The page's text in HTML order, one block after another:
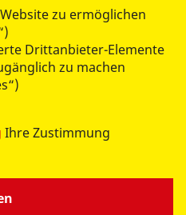
zu ermöglichen
Drittanbieter-Elemente
zu machen
Ihre Zustimmung